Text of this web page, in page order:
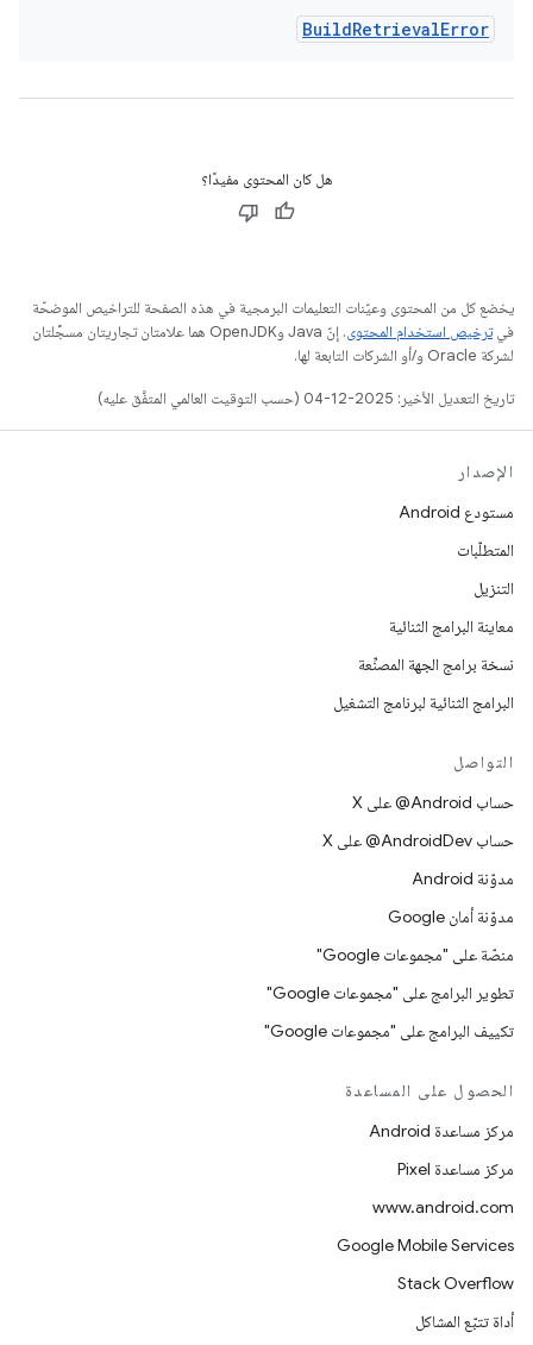
BuildRetrievalError
هل كان المحتوى مفيدًا؟
يخضع كل من المحتوى وعيّنات التعليمات البرمجية في هذه الصفحة للتراخيص الموضحّة
فيترخيص استخدام المحتوى
. إنّ Java وOpenJDK هما علامتان تجاريتان مسجَّلتان
لشركة Oracle و/أو الشركات التابعة لها.
تاريخ التعديل الأخير: 2025-12-04 (حسب التوقيت العالمي المتفَّق عليه)
الإصدار
مستودع Android
المتطلّبات
التنزيل
معاينة البرامج الثنائية
نسخة برامج الجهة المصنِّعة
البرامج الثنائية لبرنامج التشغيل
التواصل
حساب ‎@Android على X
حساب ‎@AndroidDev على X
مدوّنة Android
مدوّنة أمان Google
منصّة على "مجموعات Google"
تطوير البرامج على "مجموعات Google"
تكييف البرامج على "مجموعات Google"
الحصول على المساعدة
مركز مساعدة Android
مركز مساعدة Pixel
www.android.com
Google Mobile Services
Stack Overflow
أداة تتبّع المشاكل